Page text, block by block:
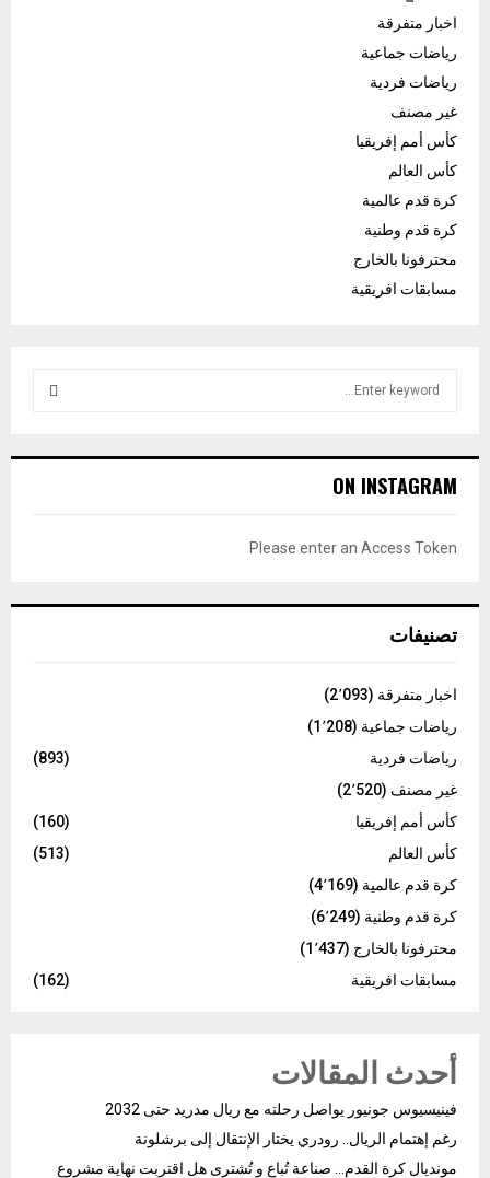
اخبار متفرقة
رياضات جماعية
رياضات فردية
غير مصنف
كأس أمم إفريقيا
كأس العالم
كرة قدم عالمية
كرة قدم وطنية
محترفونا بالخارج
مسابقات افريقية
h
C
ON INSTAGRAM
Please enter an Access Token
تصنيفات
اخبار متفرقة (2٬093)
رياضات جماعية (1٬208)
رياضات فردية
(893)
غير مصنف (2٬520)
كأس أمم إفريقيا
(160)
كأس العالم
(513)
كرة قدم عالمية (4٬169)
كرة قدم وطنية (6٬249)
محترفونا بالخارج (1٬437)
مسابقات افريقية
(162)
أحدث المقالات
فينيسيوس جونيور يواصل رحلته مع ريال مدريد حتى 2032
رغم إهتمام الريال.. رودري يختار الإنتقال إلى برشلونة
مونديال كرة القدم… صناعة تُباع و تُشترى هل اقتربت نهاية مشروع